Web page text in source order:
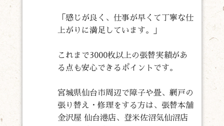
「感じが良く、仕事が早くて丁寧な仕
上がりに満足しています。」
これまで3000枚以上の張替実績があ
る点も安心できるポイントです。
宮城県仙台市周辺で障子や畳、網戸の
張り替え・修理をする方は、張替本舗
金沢屋 仙台港店、登米佐沼気仙沼店